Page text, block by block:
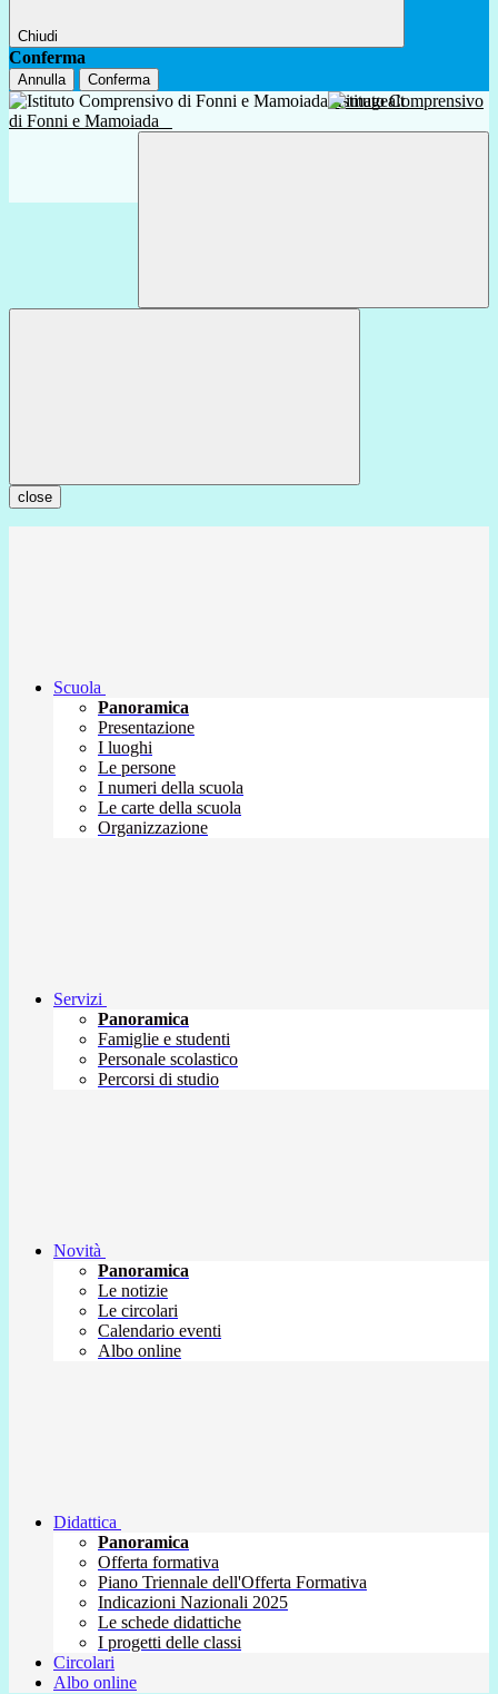
Chiudi
Conferma
Annulla Conferma
Istituto Comprensivo
di Fonni e Mamoiada
close
Scuola
Panoramica
Presentazione
I luoghi
Le persone
I numeri della scuola
Le carte della scuola
Organizzazione
Servizi
Panoramica
Famiglie e studenti
Personale scolastico
Percorsi di studio
Novità
Panoramica
Le notizie
Le circolari
Calendario eventi
Albo online
Didattica
Panoramica
Offerta formativa
Piano Triennale dell'Offerta Formativa
Indicazioni Nazionali 2025
Le schede didattiche
I progetti delle classi
Circolari
Albo online